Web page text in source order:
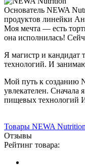
Основатель NEWA
продуктов линейки
Моя мечта — есть
она исполнилась!
Я магистр и кандидат
технологий. И
Мой путь к созданию
увлекателен. Сначала
пищевых
Товары NEWA Nutrition
Отзывы
Рейтинг товара: